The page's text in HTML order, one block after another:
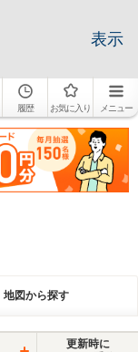
表示
履歴 お気に入り メニュー
地図から探す
更新時に